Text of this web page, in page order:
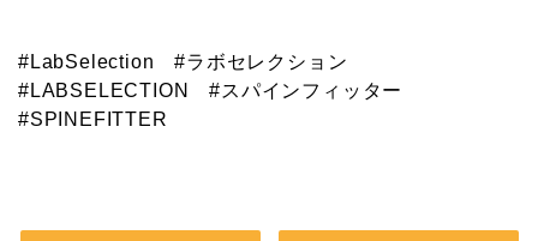
#LabSelection #ラボセレクション
#LABSELECTION #スパインフィッター
#SPINEFITTER